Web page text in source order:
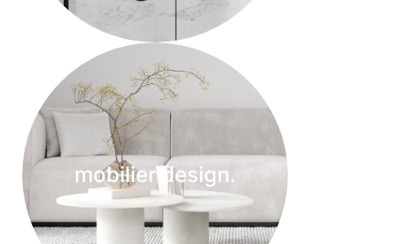
mobilier design.